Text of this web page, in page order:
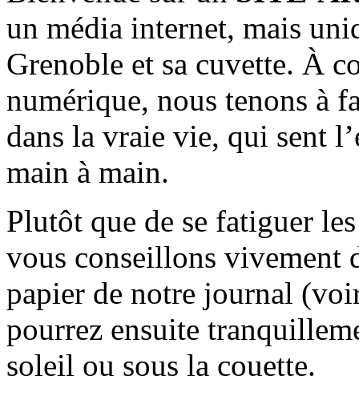
un média internet, mais
Grenoble et sa cuvette. À
numérique, nous tenons à
dans la vraie vie, qui sent
main à main.
Plutôt que de se fatiguer
vous conseillons vivement
papier de notre journal
pourrez ensuite
soleil ou sous la couette.